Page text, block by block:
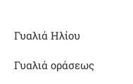
Γυαλιά Ηλίου
Γυαλιά οράσεως